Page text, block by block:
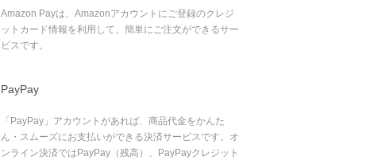
Amazon Payは、Amazonアカウントにご登録のクレジ
ットカード情報を利用して、簡単にご注文ができるサー
ビスです。
PayPay
「PayPay」アカウントがあれば、商品代金をかんた
ん・スムーズにお支払いができる決済サービスです。オ
ンライン決済ではPayPay（残高）、PayPayクレジット